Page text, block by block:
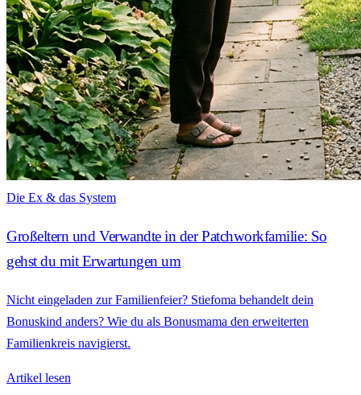
Die Ex & das System
Großeltern und Verwandte in der Patchworkfamilie: So
gehst du mit Erwartungen um
Nicht eingeladen zur Familienfeier? Stiefoma behandelt dein
Bonuskind anders? Wie du als Bonusmama den erweiterten
Familienkreis navigierst.
Artikel lesen